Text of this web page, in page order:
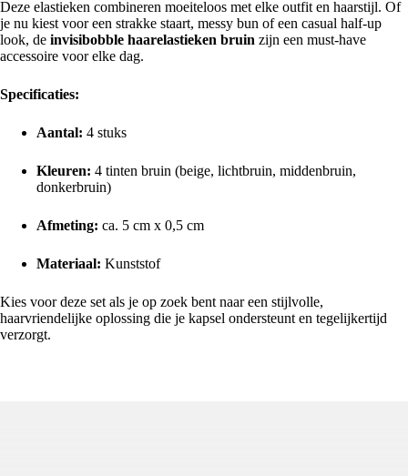
Deze elastieken combineren moeiteloos met elke outfit en haarstijl. Of
je nu kiest voor een strakke staart, messy bun of een casual half-up
look, de invisibobble haarelastieken bruin zijn een must-have
accessoire voor elke dag.
Specificaties:
Aantal: 4 stuks
Kleuren: 4 tinten bruin (beige, lichtbruin, middenbruin,
donkerbruin)
Afmeting: ca. 5 cm x 0,5 cm
Materiaal: Kunststof
Kies voor deze set als je op zoek bent naar een stijlvolle,
haarvriendelijke oplossing die je kapsel ondersteunt en tegelijkertijd
verzorgt.